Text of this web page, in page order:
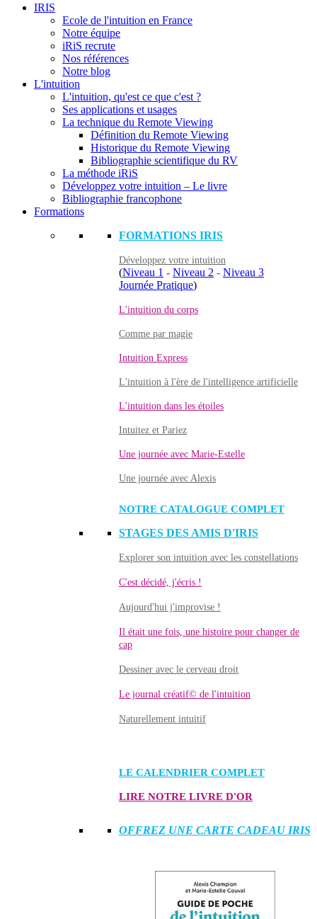
IRIS
Ecole de l'intuition en France
Notre équipe
iRiS recrute
Nos références
Notre blog
L'intuition
L'intuition, qu'est ce que c'est ?
Ses applications et usages
La technique du Remote Viewing
Définition du Remote Viewing
Historique du Remote Viewing
Bibliographie scientifique du RV
La méthode iRiS
Développez votre intuition – Le livre
Bibliographie francophone
Formations
FORMATIONS IRIS
Développez votre intuition
(Niveau 1 - Niveau 2 - Niveau 3
Journée Pratique)
L'intuition du corps
Comme par magie
Intuition Express
L'intuition à l'ère de l'intelligence artificielle
L'intuition dans les étoiles
Intuitez et Pariez
Une journée avec Marie-Estelle
Une journée avec Alexis
NOTRE CATALOGUE COMPLET
STAGES DES AMIS D'IRIS
Explorer son intuition avec les constellations
C'est décidé, j'écris !
Aujourd'hui j'improvise !
Il était une fois, une histoire pour changer de
cap
Dessiner avec le cerveau droit
Le journal créatif© de l'intuition
Naturellement intuitif
LE CALENDRIER COMPLET
LIRE NOTRE LIVRE D'OR
OFFREZ UNE CARTE CADEAU IRIS